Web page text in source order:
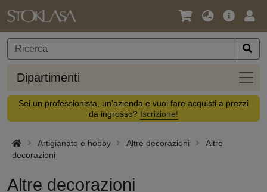
Lingua
Valuta
Offerta
Dipartimenti
Sei un professionista, un'azienda e vuoi fare acquisti a prezzi
da ingrosso? Iscrizione!
Artigianato e hobby Altre decorazioni
Altre
decorazioni
Altre decorazioni